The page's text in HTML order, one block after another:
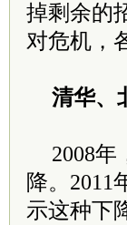
掉剩余的
对危机，
清华、
2008年
降。2011
示这种下